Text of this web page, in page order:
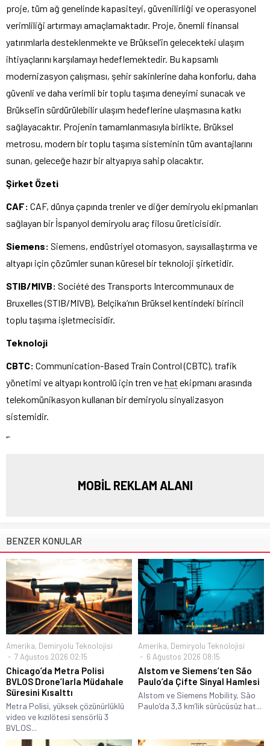
proje, tüm ağ genelinde kapasiteyi, güvenilirliği ve operasyonel
verimliliği artırmayı amaçlamaktadır. Proje, önemli finansal
yatırımlarla desteklenmekte ve Brüksel’in gelecekteki ulaşım
ihtiyaçlarını karşılamayı hedeflemektedir. Bu kapsamlı
modernizasyon çalışması, şehir sakinlerine daha konforlu, daha
güvenli ve daha verimli bir toplu taşıma deneyimi sunacak ve
Brüksel’in sürdürülebilir ulaşım hedeflerine ulaşmasına katkı
sağlayacaktır. Projenin tamamlanmasıyla birlikte, Brüksel
metrosu, modern bir toplu taşıma sisteminin tüm avantajlarını
sunan, geleceğe hazır bir altyapıya sahip olacaktır.
Şirket Özeti
CAF: CAF, dünya çapında trenler ve diğer demiryolu ekipmanları
sağlayan bir İspanyol demiryolu araç filosu üreticisidir.
Siemens: Siemens, endüstriyel otomasyon, sayısallaştırma ve
altyapı için çözümler sunan küresel bir teknoloji şirketidir.
STIB/MIVB: Société des Transports Intercommunaux de
Bruxelles (STIB/MIVB), Belçika’nın Brüksel kentindeki birincil
toplu taşıma işletmecisidir.
Teknoloji
CBTC: Communication-Based Train Control (CBTC), trafik
yönetimi ve altyapı kontrolü için tren vehat ekipmanı arasında
telekomünikasyon kullanan bir demiryolu sinyalizasyon
sistemidir.
“`
MOBİL REKLAM ALANI
BENZER KONULAR
Amerika, Demiryolu Teknolojisi
7 Ağustos 2026 02:15
Chicago’da Metra Polisi
BVLOS Drone’larla Müdahale
Süresini Kısalttı
Metra Polisi, yüksek çözünürlüklü
video ve kızılötesi sensörlü 3
BVLOS...
Amerika, Demiryolu Teknolojisi
6 Ağustos 2026 08:15
Alstom ve Siemens’ten São
Paulo’da Çifte Sinyal Hamlesi
Alstom ve Siemens Mobility, São
Paulo’da 3,3 km’lik sürücüsüz hat...